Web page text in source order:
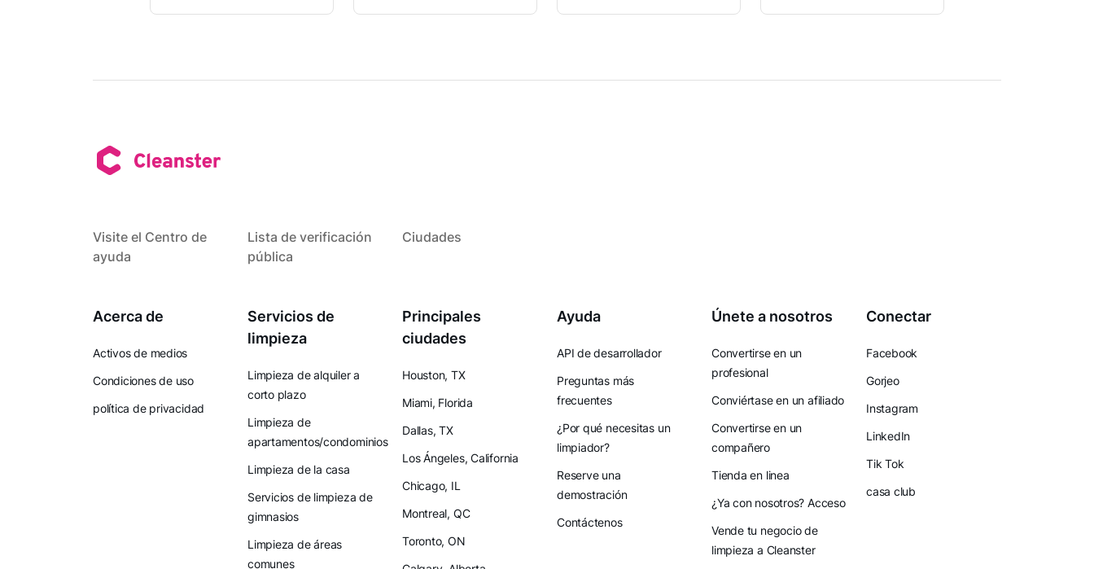
Visite el Centro de
ayuda
Lista de verificación
pública
Ciudades
Acerca de
Activos de medios
Condiciones de uso
política de privacidad
Servicios de
limpieza
Limpieza de alquiler a
corto plazo
Limpieza de
apartamentos/condominios
Limpieza de la casa
Servicios de limpieza de
gimnasios
Limpieza de áreas
comunes
Principales
ciudades
Houston, TX
Miami, Florida
Dallas, TX
Los Ángeles, California
Chicago, IL
Montreal, QC
Toronto, ON
Ayuda
API de desarrollador
Preguntas más
frecuentes
¿Por qué necesitas un
limpiador?
Reserve una
demostración
Contáctenos
Únete a nosotros
Convertirse en un
profesional
Conviértase en un afiliado
Convertirse en un
compañero
Tienda en linea
¿Ya con nosotros? Acceso
Vende tu negocio de
limpieza a Cleanster
Conectar
Facebook
Gorjeo
Instagram
LinkedIn
Tik Tok
casa club